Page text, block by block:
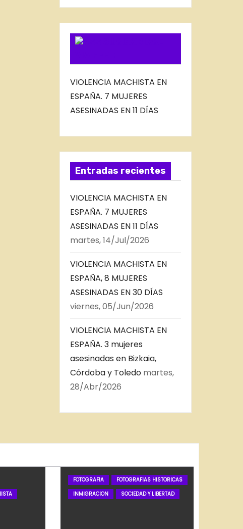
O
G
VIOLENCIA MACHISTA EN
ESPAÑA. 7 MUJERES
ASESINADAS EN 11 DÍAS
Entradas recientes
VIOLENCIA MACHISTA EN
ESPAÑA. 7 MUJERES
ASESINADAS EN 11 DÍAS
martes, 14/Jul/2026
VIOLENCIA MACHISTA EN
ESPAÑA, 8 MUJERES
ASESINADAS EN 30 DÍAS
viernes, 05/Jun/2026
VIOLENCIA MACHISTA EN
ESPAÑA. 3 mujeres
asesinadas en Bizkaia,
Córdoba y Toledo martes,
28/Abr/2026
FOTOGRAFIA
FOTOGRAFIAS HISTORICAS
INMIGRACION
SOCIEDAD Y LIBERTAD